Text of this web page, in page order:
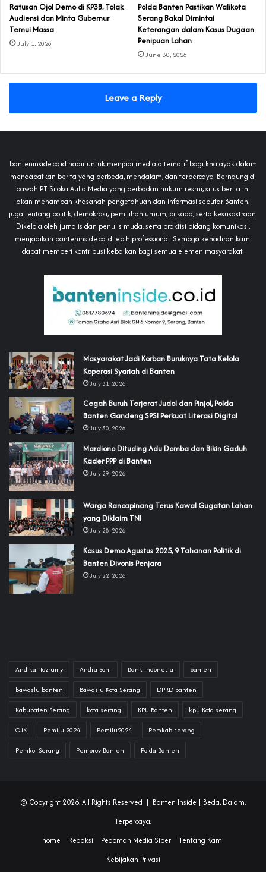
‎Ratusan Ojol Demo di KP3B, Tolak
Audiensi dan Minta Gubernur
Temui Massa
July 1, 2026
Polda Banten Pastikan Walikota
Serang Bakal Dimintai
Keterangan dalam Kasus Dugaan
Penipuan Lahan
June 30, 2026
Leave a Reply
banteninside.co.id hadir untuk menjadi media alternatif bagi khalayak dalam
mendapatkan berita yang berbeda, mendalam, dan terpercaya. Bernaung di
bawah PT Siloka Aulia Media yang berbadan hukum resmi, situs berita ini
akan menambah khasanah pengetahuan dan informasi seputar Banten,
juga tentang politik, demokrasi, pemilihan umum, pilkada, serta kesusastraan.
Dikelola oleh jurnalis dan penulis muda, serta praktisi bidang komunikasi,
menjadikan banteninside.co.id lebih professional. Semoga kehadiran kami
dapat memberi kontribusi kebaikan bagi semua elemen masyarakat.
‎Masyarakat Jadi Korban Buruknya Tata Kelola
Koperasi Syariah di Banten
July 31, 2026
Cegah Buruh Terjerat Judol dan Pinjol, Polda
Banten Gandeng SPSI Perkuat Literasi Digital
July 30, 2026
‎Mardiono Dituding Adu Domba dan Bikin Gaduh
Kader PPP di Banten
July 29, 2026
‎Warga Rancapinang Terus Kawal Gugatan Lahan
yang Diklaim TNI‎‎
July 28, 2026
‎Kasus Demo Agustus 2025, 9 Tahanan Politik di
Banten Divonis Penjara
July 22, 2026
Andika Hazrumy Andra Soni Bank Indonesia banten
bawaslu banten Bawaslu Kota Serang DPRD banten
Kabupaten Serang kota serang KPU Banten kpu Kota serang
OJK Pemilu 2024 Pemilu2024 Pemkab serang
Pemkot Serang Pemprov Banten Polda Banten
© Copyright 2026, All Rights Reserved | Banten Inside | Beda, Dalam,
Terpercaya.
home
Redaksi Pedoman Media Siber
Tentang Kami
Kebijakan Privasi